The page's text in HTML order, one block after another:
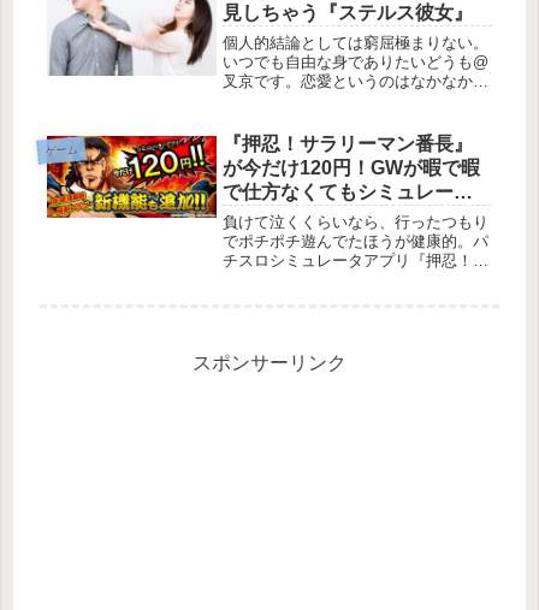
見しちゃう『ステルス彼女』
個人的結論としては窮屈極まりない。
いつでも自由な身でありたいどうも@
叉京です。恋愛というのはなかなかど
て不信感を持ってしまうものです。
『ステルス彼女』は彼氏のスマホを彼
氏が...
ゲーム
『押忍！サラリーマン番長』
が今だけ120円！GWが暇で暇
で仕方なくてもシミュレータ
ーで我慢しとこうぜ！
負けて泣くくらいなら、行ったつもり
でポチポチ遊んでたほうが健康的。パ
チスロシミュレータアプリ『押忍！サ
スポンサーリンク